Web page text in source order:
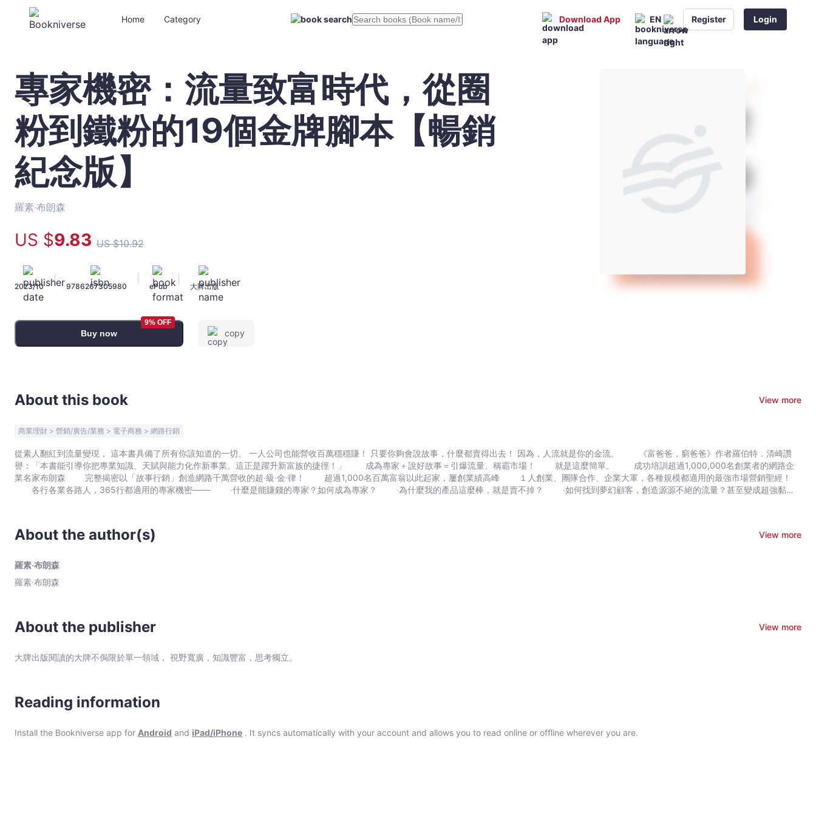
Home Category Download App EN Register Login
專
家
密：
流
量
致
富
代，
圈
到
鐵
粉
19
本
銷
念
版】
-
布
朗
-
Bookniverse
專家機密：流量致富時代，從圈
粉到鐵粉的19個金牌腳本【暢銷
紀念版】
羅素‧布朗森
US $9.83 US $10.92
2023/10
|
9786267305980 ePub 大牌出版
Buy now
9% OFF
copy
About this book View more
商業理財 > 營銷/廣告/業務 > 電子商務 > 網路行銷
從素人翻紅到流量變現， 這本書具備了所有你該知道的一切。 一人公司也能營收百萬穩穩賺！ 只要你夠會說故事，什麼都賣得出去！ 因為，人流就是你的金流。 《富爸爸，窮爸爸》作者羅伯特．清崎讚
譽：「本書能引導你把專業知識、天賦與能力化作新事業。這正是躍升新富族的捷徑！」 成為專家＋說好故事＝引爆流量、稱霸市場！ 就是這麼簡單。 成功培訓超過1,000,000名創業者的網路企
業名家布朗森 完整揭密以「故事行銷」創造網路千萬營收的超‧級‧金‧律！ 超過1,000名百萬富翁以此起家，屢創業績高峰 １人創業、團隊合作、企業大軍，各種規模都適用的最強市場營銷聖經！
各行各業各路人，365行都適用的專家機密─── ‧什麼是能賺錢的專家？如何成為專家？ ‧為什麼我的產品這麼棒，就是賣不掉？ ‧如何找到夢幻顧客，創造源源不絕的流量？甚至變成超強黏力
銷心法： Step 1. 成為專家：找到你的定位，一舉成為紅海圈內的超級黑馬，開始吸引大批夢幻顧客。 Step 2. 創造信念：用英雄旅程架構說故事，讓顧客認同理念、自願追隨你，成為鐵粉大軍。
媒體，通通適用！在本書中，作者將分享19個金牌行銷機密，從素人翻紅到流量變現，具體傳授你所有應該要具備的網路行銷技巧。真的，只要夠會說故事，任何商品都能賣！ 《專家機密》會幫助你找到自
About the author(s) View more
羅素‧布朗森
羅素‧布朗森
About the publisher View more
大牌出版閱讀的大牌不侷限於單一領域， 視野寬廣，知識豐富，思考獨立。
Reading information
Install the Bookniverse app for Android and iPad/iPhone . It syncs automatically with your account and allows you to read online or offline wherever you are.